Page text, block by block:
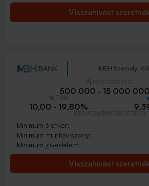
Visszahívást
MBH Személyi
500 000 - 15 000
10,00 - 19,80%
Minimum életkor:
Minimum munkaviszony:
Minimum jövedelem:
Visszahívást